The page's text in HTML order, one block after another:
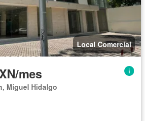
Local Comercial
mes
Miguel Hidalgo